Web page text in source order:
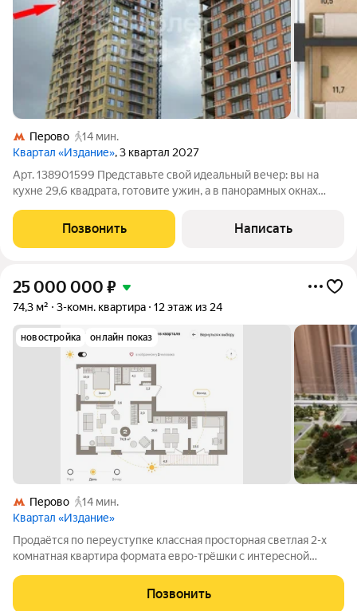
Перово
14 мин.
Квартал «Издание», 3 квартал 2027
Арт. 138901599 Представьте свой идеальный вечер: вы на
кухне 29,6 квадрата, готовите ужин, а в панорамных окнах
открывающийся с 28 этажа, не надоедает, он влюбляет в себя
каждый день. А уютная
Позвонить Написать
25 000 000 ₽
74,3 м² 3-комн. квартира 12 этаж из 24
новостройка онлайн показ
Перово
14 мин.
Квартал «Издание»
Продаётся по переуступке классная просторная светлая 2-х
комнатная квартира формата евро-трёшки с интересной
в шаговой доступности от метро. м. Нижегородская, 12 мин.
пешком или МЦД Перово 12
Позвонить